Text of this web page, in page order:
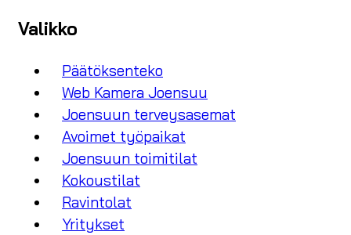
Valikko
Päätöksenteko
Web Kamera Joensuu
Joensuun terveysasemat
Avoimet työpaikat
Joensuun toimitilat
Kokoustilat
Ravintolat
Yritykset